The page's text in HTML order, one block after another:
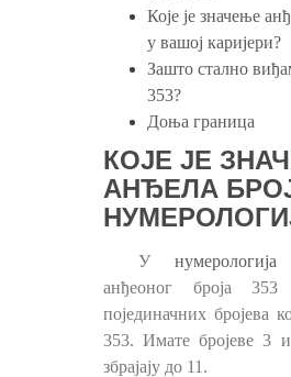
Које је значење
у вашој каријери?
Зашто стално
353?
Доња граница
КОЈЕ ЈЕ
АНЂЕЛА
У нумерологија
анђеоног броја
појединачних бројева
353. Имате бројеве 3
збрајају до 11.